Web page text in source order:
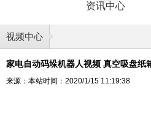
资讯中心
视频中心
家电自动码垛机器人视频 真空吸盘纸
来源：本站时间：2020/1/15 11:19:38